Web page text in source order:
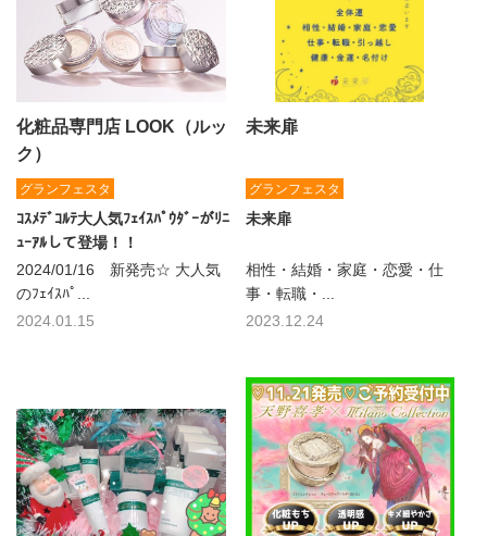
化粧品専門店 LOOK（ルッ
ク）
グランフェスタ
ｺｽﾒﾃﾞｺﾙﾃ大人気ﾌｪｲｽﾊﾟｳﾀﾞｰがﾘﾆ
ｭｰｱﾙして登場！！
2024/01/16 新発売☆ 大人気
のﾌｪｲｽﾊﾟ...
2024.01.15
未来扉
グランフェスタ
未来扉
相性・結婚・家庭・恋愛・仕
事・転職・...
2023.12.24